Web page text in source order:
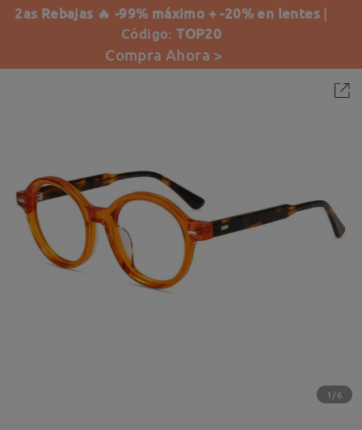
2as Rebajas 🔥 -99% máximo + -20% en lentes |
Código:TOP20
Compra Ahora >
1/6